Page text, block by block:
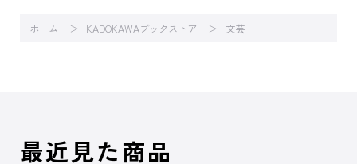
ホーム KADOKAWAブックストア 文芸
最近見た商品